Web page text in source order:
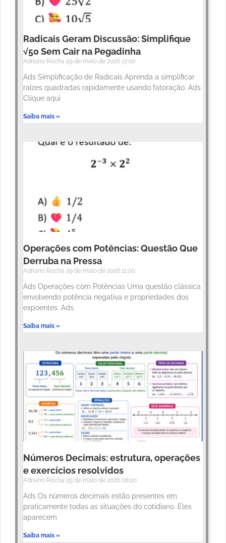
Radicais Geram Discussão: Simplifique
√50 Sem Cair na Pegadinha
Adriano Rocha 29 de maio de 2026 17:00
Ads Simplificação de Radicais Aprenda a simplificar
raízes quadradas rapidamente usando fatoração. Ads
Clique aqui
Saiba mais »
Operações com Potências: Questão Que
Derruba na Pressa
Adriano Rocha 29 de maio de 2026 11:00
Ads Operações com Potências Uma questão clássica
envolvendo potência negativa e propriedades dos
expoentes. Ads
Saiba mais »
Números Decimais: estrutura, operações
e exercícios resolvidos
Adriano Rocha 29 de maio de 2026 08:00
Ads Os números decimais estão presentes em
praticamente todas as situações do cotidiano. Eles
aparecem
Saiba mais »